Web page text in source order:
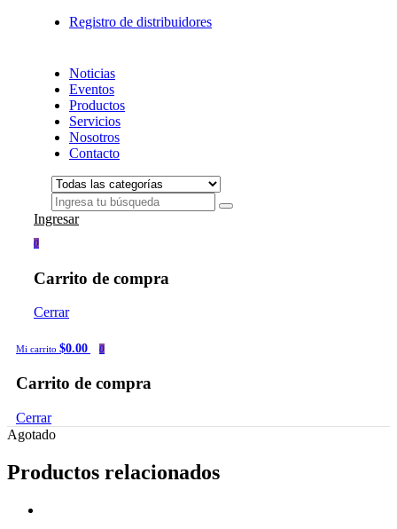
Registro de distribuidores
Noticias
Eventos
Productos
Servicios
Nosotros
Contacto
Ingresar
0
Carrito de compra
Cerrar
Mi carrito $0.00 0
Carrito de compra
Cerrar
Agotado
Productos relacionados